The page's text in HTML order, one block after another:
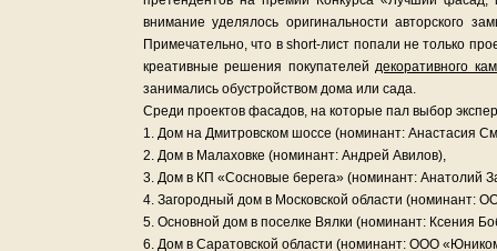
внимание уделялось оригинальности авторского
Примечательно, что в short-лист попали не только
креативные решения покупателейдекоративного
занимались обустройством дома или сада.
Среди проектов фасадов, на которые пал выбор
1. Дом на Дмитровском шоссе (номинант: Анастасия
2. Дом в Малаховке (номинант: Андрей Авилов),
3. Дом в КП «Сосновые берега» (номинант: Анатолий
4. Загородный дом в Московской области (номинант:
5. Основной дом в поселке Вялки (номинант: Ксения
6. Дом в Саратовской области (номинант: ООО